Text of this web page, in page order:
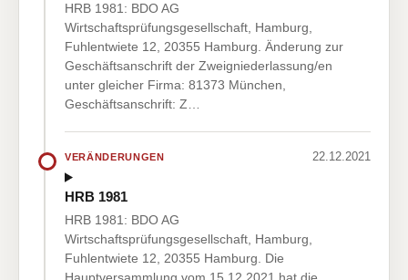
HRB 1981: BDO AG
Wirtschaftsprüfungsgesellschaft, Hamburg,
Fuhlentwiete 12, 20355 Hamburg. Änderung zur
Geschäftsanschrift der Zweigniederlassung/en
unter gleicher Firma: 81373 München,
Geschäftsanschrift: Z…
VERÄNDERUNGEN 22.12.2021
HRB 1981
HRB 1981: BDO AG
Wirtschaftsprüfungsgesellschaft, Hamburg,
Fuhlentwiete 12, 20355 Hamburg. Die